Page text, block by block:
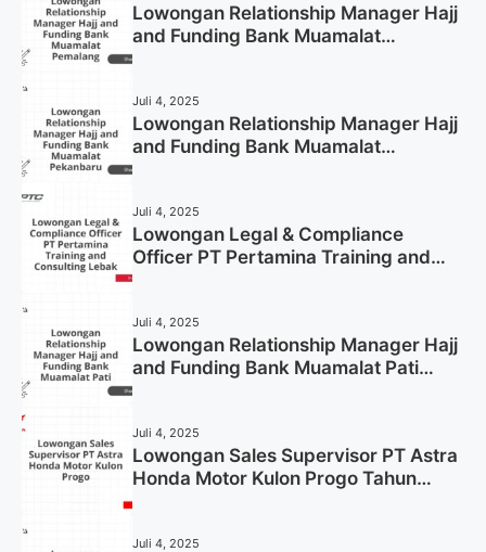
Lowongan Relationship Manager Hajj
and Funding Bank Muamalat
Juli 4, 2025
Lowongan Relationship Manager Hajj
and Funding Bank Muamalat
Juli 4, 2025
Lowongan Legal & Compliance
Officer PT Pertamina Training and
Juli 4, 2025
Lowongan Relationship Manager Hajj
and Funding Bank Muamalat Pati
Juli 4, 2025
Lowongan Sales Supervisor PT Astra
Honda Motor Kulon Progo Tahun
Juli 4, 2025